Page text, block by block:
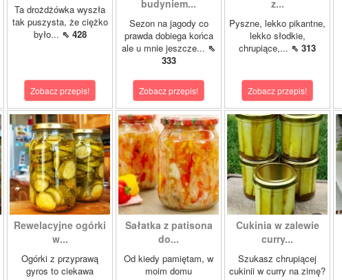
Ta drożdżówka wyszła
tak puszysta, że ciężko
było... ⇖ 428
Zobacz przepis!
budyniem...
Sezon na jagody co
prawda dobiega końca
ale u mnie jeszcze... ⇖
333
Zobacz przepis!
z...
Pyszne, lekko pikantne,
lekko słodkie,
chrupiące,... ⇖ 313
Zobacz przepis!
Rewelacyjne ogórki
w...
Ogórki z przyprawą
gyros to ciekawa
Sałatka z patisona
do...
Od kiedy pamiętam, w
moim domu
Cukinia w zalewie
curry...
Szukasz chrupiącej
cukinii w curry na zimę?